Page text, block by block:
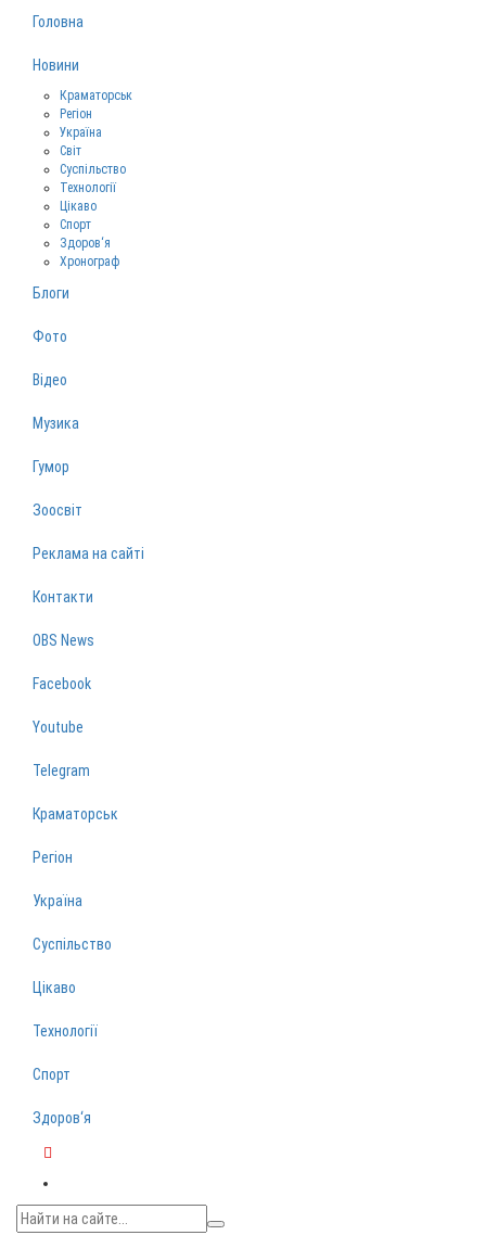
Головна
Новини
Краматорськ
Регіон
Україна
Світ
Суспільство
Технології
Цікаво
Спорт
Здоров‘я
Хронограф
Блоги
Фото
Відео
Музика
Гумор
Зоосвіт
Реклама на сайті
Контакти
OBS News
Facebook
Youtube
Telegram
Краматорськ
Регіон
Україна
Суспільство
Цікаво
Технології
Спорт
Здоров‘я